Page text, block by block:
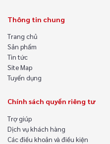
Thông tin chung
Trang chủ
Sản phẩm
Tin tức
Site Map
Tuyển dụng
Chính sách quyền riêng tư
Trợ giúp
Dịch vụ khách hàng
Các điều khoản và điều kiện